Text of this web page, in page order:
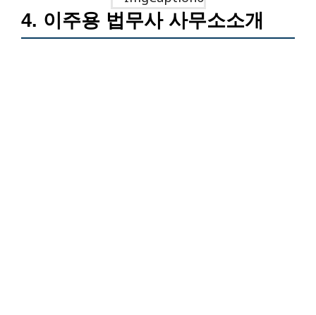
4. 이주용 법무사 사무소소개